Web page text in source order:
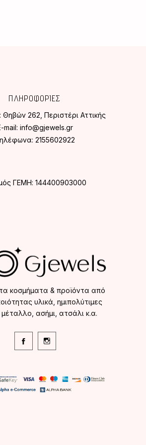
ΠΛΗΡΟΦΟΡΙΕΣ
Θηβών 262, Περιστέρι Αττικής
mail: info@gjewels.gr
2155602922
ΓΕΜΗ: 144400903000
κοσμήματα & προϊόντα από
υλικά, ημιπολύτιμες
ασήμι, ατσάλι κ.α.